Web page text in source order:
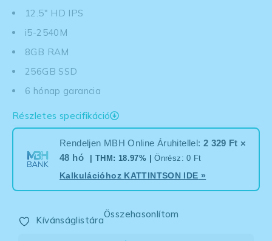
12.5" HD IPS
i5-2540M
8GB RAM
256GB SSD
6 hónap garancia
Részletes specifikáció
Rendeljen MBH Online Áruhitellel: 2 329 Ft ×
48 hó
| THM: 18.97% |Önrész: 0 Ft
Kalkulációhoz KATTINTSON IDE »
Kívánságlistára
Összehasonlítom